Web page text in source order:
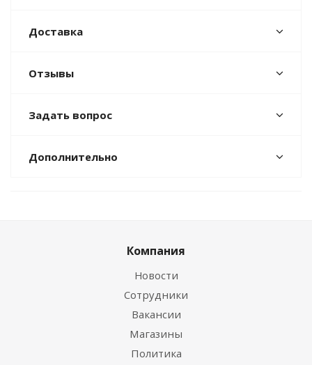
Доставка
Отзывы
Задать вопрос
Дополнительно
Компания
Новости
Сотрудники
Вакансии
Магазины
Политика